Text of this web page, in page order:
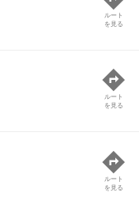
ルート
を見る
ルート
を見る
ルート
を見る